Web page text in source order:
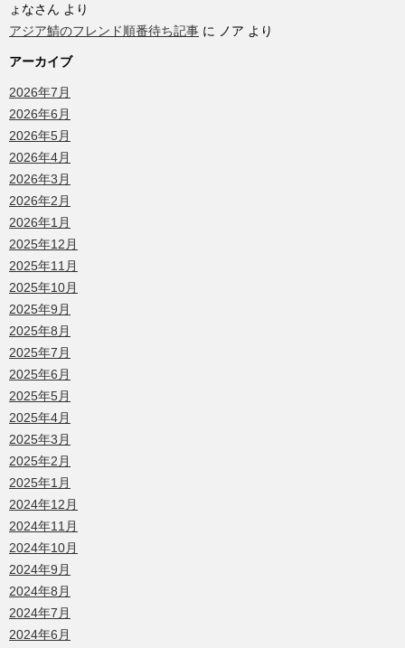
ょなさん より
アジア鯖のフレンド順番待ち記事 に ノア より
アーカイブ
2026年7月
2026年6月
2026年5月
2026年4月
2026年3月
2026年2月
2026年1月
2025年12月
2025年11月
2025年10月
2025年9月
2025年8月
2025年7月
2025年6月
2025年5月
2025年4月
2025年3月
2025年2月
2025年1月
2024年12月
2024年11月
2024年10月
2024年9月
2024年8月
2024年7月
2024年6月